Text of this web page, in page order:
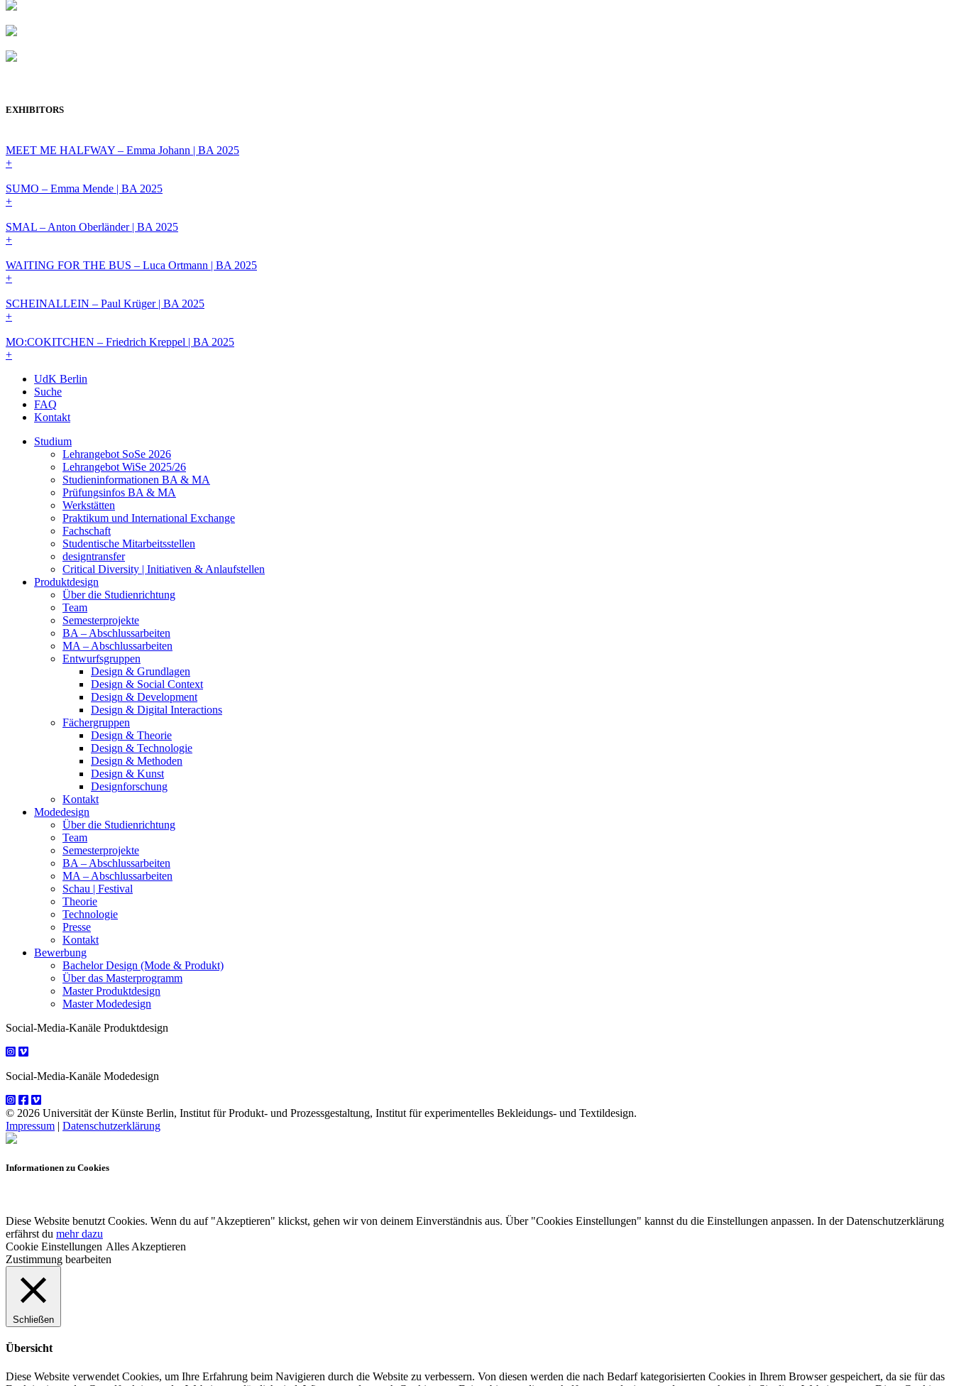
EXHIBITORS
MEET ME HALFWAY – Emma Johann | BA 2025
+
SUMO – Emma Mende | BA 2025
+
SMAL – Anton Oberländer | BA 2025
+
WAITING FOR THE BUS – Luca Ortmann | BA 2025
+
SCHEINALLEIN – Paul Krüger | BA 2025
+
MO:COKITCHEN – Friedrich Kreppel | BA 2025
+
UdK Berlin
Suche
FAQ
Kontakt
Studium
Lehrangebot SoSe 2026
Lehrangebot WiSe 2025/26
Studieninformationen ­BA & MA
Prüfungsinfos BA & MA
Werkstätten
Praktikum und International Exchange
Fachschaft
Studentische Mitarbeitsstellen
designtransfer
Critical Diversity | Initiativen & Anlaufstellen
Produktdesign
Über die Studienrichtung
Team
Semesterprojekte
BA – Abschlussarbeiten
MA – Abschlussarbeiten
Entwurfsgruppen
Design & Grundlagen
Design & Social Context
Design & Development
Design & Digital Interactions
Fächergruppen
Design & Theorie
Design & Technologie
Design & Methoden
Design & Kunst
Designforschung
Kontakt
Modedesign
Über die Studienrichtung
Team
Semesterprojekte
BA – Abschlussarbeiten
MA – Abschlussarbeiten
Schau | Festival
Theorie
Technologie
Presse
Kontakt
Bewerbung
Bachelor Design (Mode & Produkt)
Über das Masterprogramm
Master Produktdesign
Master Modedesign
Social-Media-Kanäle Produktdesign
Social-Media-Kanäle Modedesign
© 2026 Universität der Künste Berlin, Institut für Produkt- und Prozessgestaltung, Institut für experimentelles Bekleidungs- und Textildesign.
Impressum | Datenschutzerklärung
Informationen zu Cookies
Diese Website benutzt Cookies. Wenn du auf "Akzeptieren" klickst, gehen wir von deinem Einverständnis aus. Über "Cookies Einstellungen" kannst du die Einstellungen anpassen. In der Datenschutzerklärung
erfährst du mehr dazu
Cookie Einstellungen Alles Akzeptieren
Zustimmung bearbeiten
Schließen
Übersicht
Diese Website verwendet Cookies, um Ihre Erfahrung beim Navigieren durch die Website zu verbessern. Von diesen werden die nach Bedarf kategorisierten Cookies in Ihrem Browser gespeichert, da sie für das